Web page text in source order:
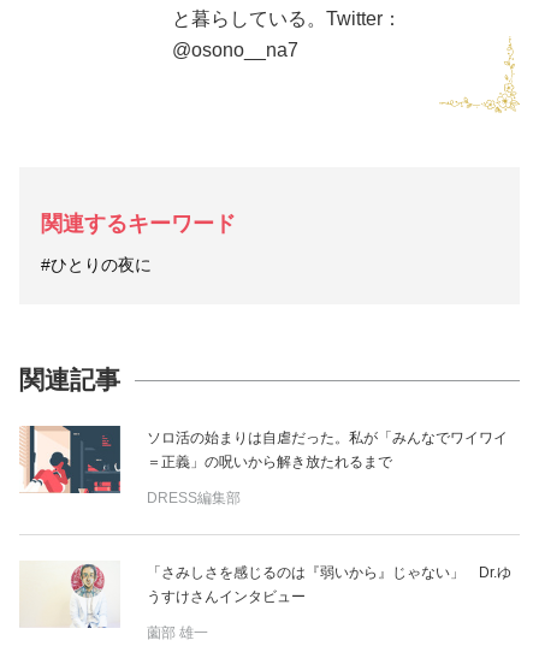
と暮らしている。Twitter：
@osono__na7
関連するキーワード
#ひとりの夜に
関連記事
ソロ活の始まりは自虐だった。私が「みんなでワイワイ
＝正義」の呪いから解き放たれるまで
DRESS編集部
「さみしさを感じるのは『弱いから』じゃない」 Dr.ゆ
うすけさんインタビュー
薗部 雄一